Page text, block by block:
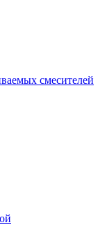
смесителей